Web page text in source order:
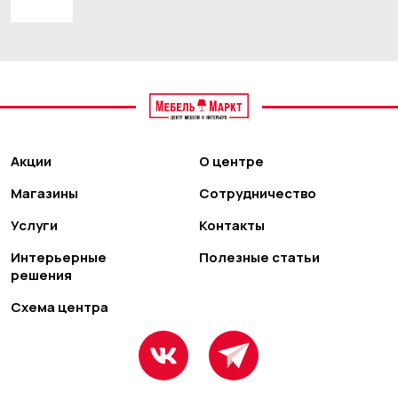
Акции
Магазины
Услуги
Интерьерные
решения
Схема центра
О центре
Сотрудничество
Контакты
Полезные статьи